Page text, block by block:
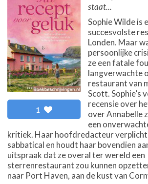
1
staat...
Sophie Wilde is
succesvolste
Londen. Maar
persoonlijke
ze een fatale
langverwachte
restaurant van
Scott. Sophie’s
recensie over
over Annabelle
een
kritiek. Haar hoofdredacteur
sabbatical en houdt haar bovendien
uitspraak dat ze overal ter wereld een
sterrenrestaurant zou kunnen
naar Port Haven, aan de kust van